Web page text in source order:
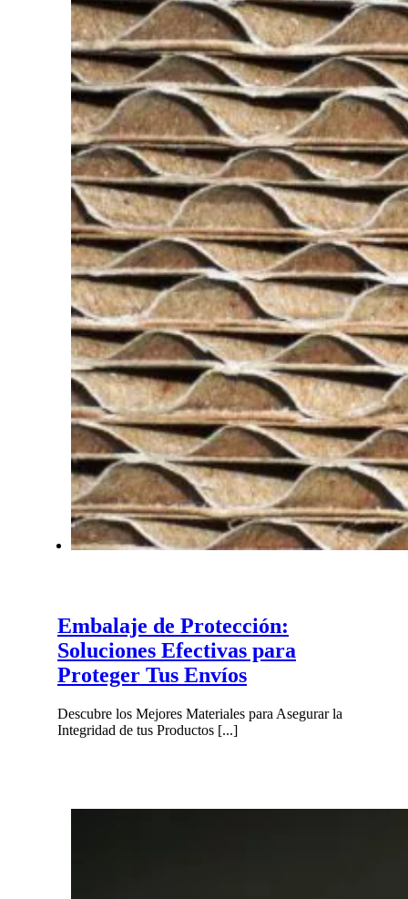
Embalaje de Protección:
Soluciones Efectivas para
Proteger Tus Envíos
Descubre los Mejores Materiales para Asegurar la
Integridad de tus Productos [...]